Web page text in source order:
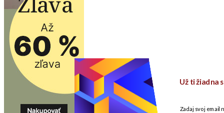
Už ti žiadna
Zadaj svoj email